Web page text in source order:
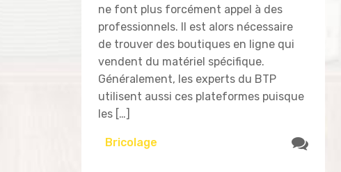
ne font plus forcément appel à des
professionnels. Il est alors nécessaire
de trouver des boutiques en ligne qui
vendent du matériel spécifique.
Généralement, les experts du BTP
utilisent aussi ces plateformes puisque
les […]
Bricolage